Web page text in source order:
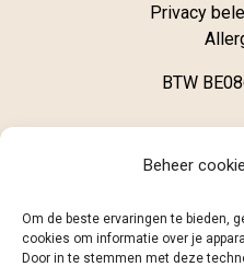
Beheer
Om de beste ervaringen te bieden,
cookies om informatie over je
Door in te stemmen met deze
Privacy
BTW
B-8020